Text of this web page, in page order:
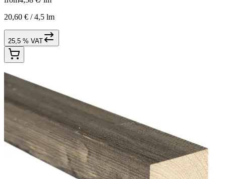
20,60 € /4,5 lm
25,5 % VAT